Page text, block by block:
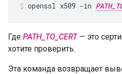
openssl x509 -in
Где PATH_TO_CERT— это
хотите проверить.
Эта команда возвращает